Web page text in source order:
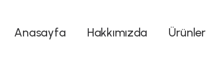
Anasayfa Hakkımızda Ürünler